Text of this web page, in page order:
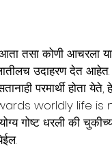
तसा कोणी आचरला
उदाहरण देत
परमार्थी होता
worldly life is not
गोष्ट धरली की